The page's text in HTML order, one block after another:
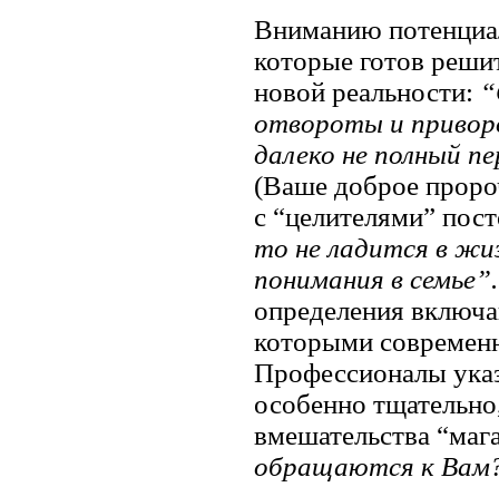
Вниманию
которые готов
новой реальности:
отвороты и
далеко не полный
(Ваше доброе
с “целителями”
то не ладится в
понимания в
определения
которыми
Профессионалы
особенно
вмешательства
обращаются к